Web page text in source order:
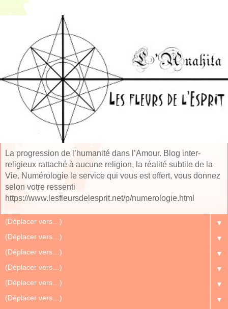
La progression de l’humanité dans l’Amour. Blog inter-
religieux rattaché à aucune religion, la réalité subtile de la
Vie. Numérologie le service qui vous est offert, vous donnez
selon votre ressenti
https://www.lesfleursdelesprit.net/p/numerologie.html
▼
▼
▼
▼
▼
▼